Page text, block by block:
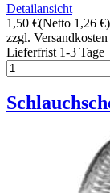
Detailansicht
1,50 €(Netto 1,26 €)
zzgl. Versandkosten
Lieferfrist 1-3 Tage